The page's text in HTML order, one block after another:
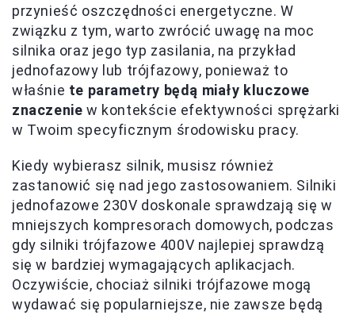
przynieść oszczędności energetyczne. W
związku z tym, warto zwrócić uwagę na moc
silnika oraz jego typ zasilania, na przykład
jednofazowy lub trójfazowy, ponieważ to
właśnie te parametry będą miały kluczowe
znaczenie w kontekście efektywności sprężarki
w Twoim specyficznym środowisku pracy.
Kiedy wybierasz silnik, musisz również
zastanowić się nad jego zastosowaniem. Silniki
jednofazowe 230V doskonale sprawdzają się w
mniejszych kompresorach domowych, podczas
gdy silniki trójfazowe 400V najlepiej sprawdzą
się w bardziej wymagających aplikacjach.
Oczywiście, chociaż silniki trójfazowe mogą
wydawać się popularniejsze, nie zawsze będą